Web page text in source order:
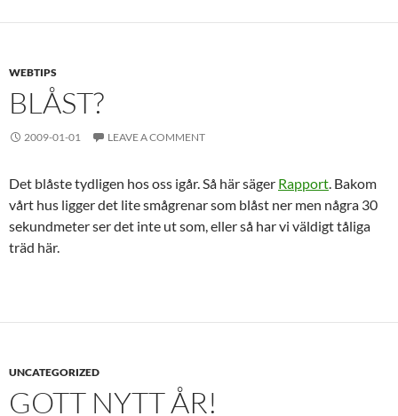
WEBTIPS
BLÅST?
2009-01-01 LEAVE A COMMENT
Det blåste tydligen hos oss igår. Så här säger Rapport. Bakom
vårt hus ligger det lite smågrenar som blåst ner men några 30
sekundmeter ser det inte ut som, eller så har vi väldigt tåliga
träd här.
UNCATEGORIZED
GOTT NYTT ÅR!